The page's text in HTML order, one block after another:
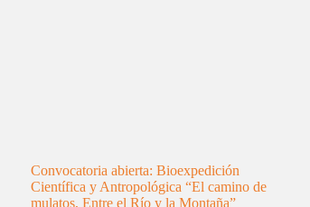
Convocatoria abierta: Bioexpedición
Científica y Antropológica “El camino de
mulatos, Entre el Río y la Montaña”